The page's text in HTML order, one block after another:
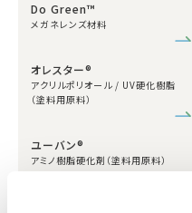
Do Green™
メガネレンズ材料
オレスター®
アクリルポリオール / UV硬化樹脂
（塗料用原料）
ユーバン®
アミノ樹脂硬化剤（塗料用原料）